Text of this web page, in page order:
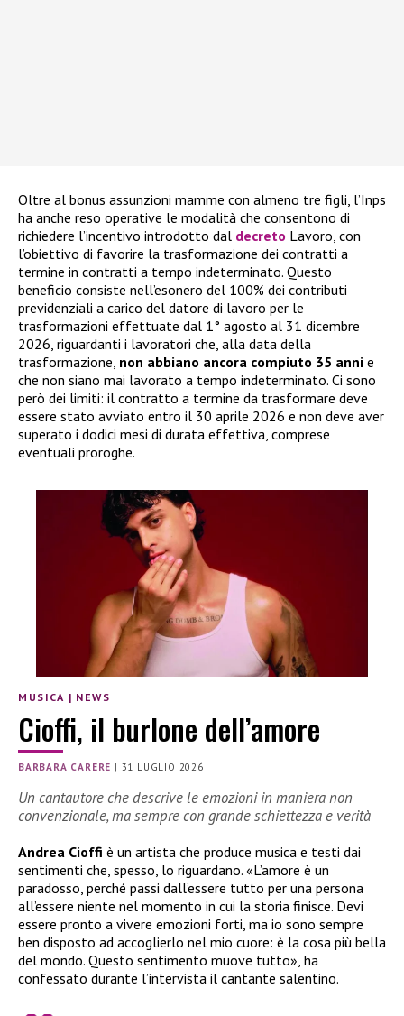
Oltre al bonus assunzioni mamme con almeno tre figli, l’Inps
ha anche reso operative le modalità che consentono di
richiedere l’incentivo introdotto dal decreto Lavoro, con
l’obiettivo di favorire la trasformazione dei contratti a
termine in contratti a tempo indeterminato. Questo
beneficio consiste nell’esonero del 100% dei contributi
previdenziali a carico del datore di lavoro per le
trasformazioni effettuate dal 1° agosto al 31 dicembre
2026, riguardanti i lavoratori che, alla data della
trasformazione, non abbiano ancora compiuto 35 anni e
che non siano mai lavorato a tempo indeterminato. Ci sono
però dei limiti: il contratto a termine da trasformare deve
essere stato avviato entro il 30 aprile 2026 e non deve aver
superato i dodici mesi di durata effettiva, comprese
eventuali proroghe.
MUSICA | NEWS
Cioffi, il burlone dell’amore
BARBARA CARERE | 31 LUGLIO 2026
Un cantautore che descrive le emozioni in maniera non
convenzionale, ma sempre con grande schiettezza e verità
Andrea Cioffi è un artista che produce musica e testi dai
sentimenti che, spesso, lo riguardano. «L’amore è un
paradosso, perché passi dall’essere tutto per una persona
all’essere niente nel momento in cui la storia finisce. Devi
essere pronto a vivere emozioni forti, ma io sono sempre
ben disposto ad accoglierlo nel mio cuore: è la cosa più bella
del mondo. Questo sentimento muove tutto», ha
confessato durante l’intervista il cantante salentino.